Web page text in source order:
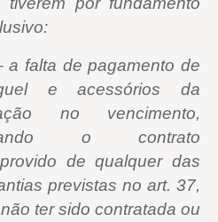
a falta de pagamento de
e acessórios da
no vencimento,
o contrato
de qualquer das
previstas no art. 37,
ter sido contratada ou